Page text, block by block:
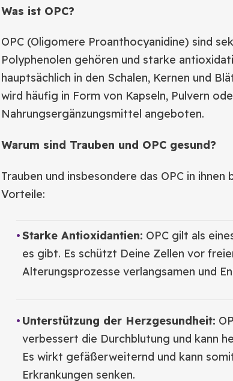
Was ist OPC?
OPC (Oligomere Proanthocyanidine) sind
Polyphenolen gehören und starke
hauptsächlich in den Schalen, Kernen und
wird häufig in Form von Kapseln, Pulvern
Nahrungsergänzungsmittel angeboten.
Warum sind Trauben und OPC gesund?
Trauben und insbesondere das OPC in
Vorteile:
Starke Antioxidantien: OPC gilt als
es gibt. Es schützt Deine Zellen vor
Alterungsprozesse verlangsamen und
Unterstützung der Herzgesundheit:
verbessert die Durchblutung und kann
Es wirkt gefäßerweiternd und kann
Erkrankungen senken.